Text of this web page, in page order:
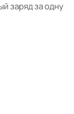
заряд за одну